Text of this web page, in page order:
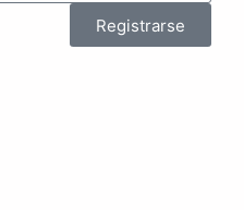
Registrarse